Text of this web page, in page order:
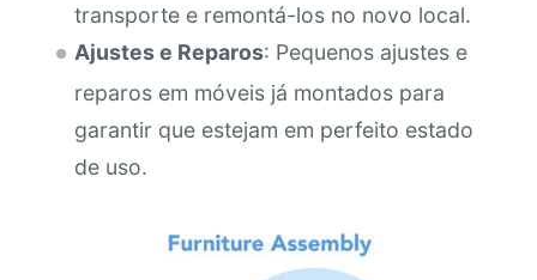
transporte e remontá-los no novo local.
Ajustes e Reparos: Pequenos ajustes e
reparos em móveis já montados para
garantir que estejam em perfeito estado
de uso.